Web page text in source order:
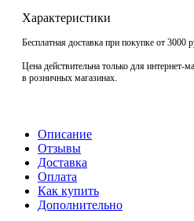
Характеристики
Бесплатная доставка при покупке от 3000
Цена действительна только для интернет-
в розничных магазинах.
Описание
Отзывы
Доставка
Оплата
Как купить
Дополнительно